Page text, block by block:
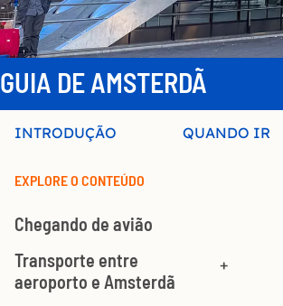
GUIA DE AMSTERDÃ
INTRODUÇÃO QUANDO IR
EXPLORE O CONTEÚDO
Chegando de avião
Transporte entre
aeroporto e Amsterdã